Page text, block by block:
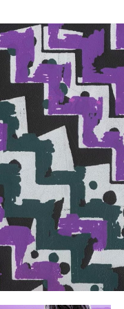
que acuerden
con el Plan
instituciones de la
su subsistencia
colocan en
mercado, lo cierto
reconocer.
entre el gobierno
no se han
no se ha mitigado,
mayor énfasis a las